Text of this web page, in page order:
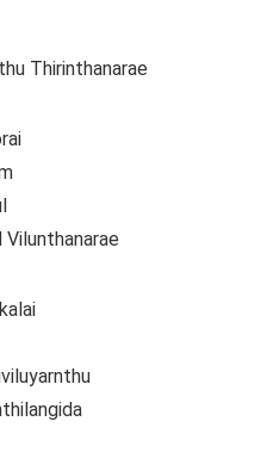
Thirinthanarae